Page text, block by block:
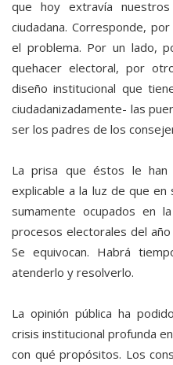
que hoy extravía
ciudadana. Corresponde,
el problema. Por un lado,
quehacer electoral, por
diseño institucional que
ciudadanizadamente- las
ser los padres de los
La prisa que éstos le
explicable a la luz de que
sumamente ocupados en
procesos electorales del
Se equivocan. Habrá
atenderlo y resolverlo.
La opinión pública ha
crisis institucional profunda
con qué propósitos. Los